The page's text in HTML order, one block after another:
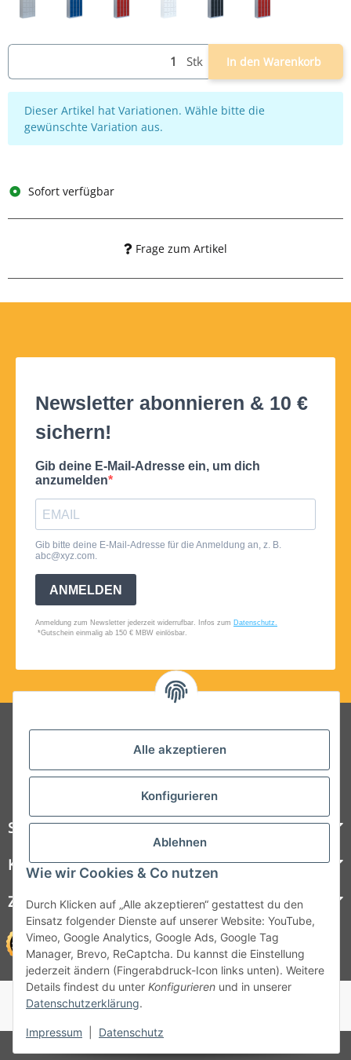
Alle akzeptieren
Konfigurieren
Ablehnen
Wie wir Cookies & Co nutzen
Durch Klicken auf „Alle akzeptieren“ gestattest du den
Einsatz folgender Dienste auf unserer Website: YouTube,
Vimeo, Google Analytics, Google Ads, Google Tag
Manager, Brevo, ReCaptcha. Du kannst die Einstellung
jederzeit ändern (Fingerabdruck-Icon links unten). Weitere
Details findest du unter Konfigurieren und in unserer
Datenschutzerklärung.
Impressum Datenschutz
Stk In den Warenkorb
x
Dieser Artikel hat Variationen. Wähle bitte die
gewünschte Variation aus.
Sofort verfügbar
Frage zum Artikel
Folgt uns auf Social Media
Steelboxx
Kundenservice
Zahlungsmöglichkeiten
© 1964 - 2026 Lüllmann GmbH